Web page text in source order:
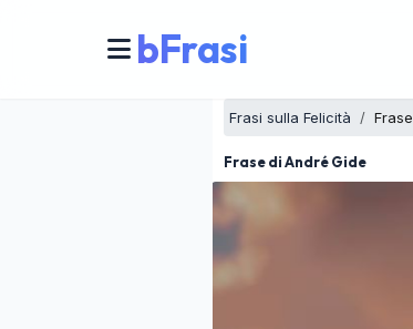
bFrasi
Frasi sulla Felicità Frase
Frase di André Gide